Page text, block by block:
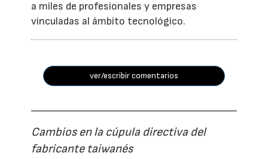
a miles de profesionales y empresas
vinculadas al ámbito tecnológico.
ver/escribir comentarios
Cambios en la cúpula directiva del
fabricante taiwanés